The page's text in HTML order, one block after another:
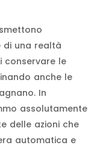
di una realtà
conservare le
anche le
In
assolutamente
delle azioni che
automatica e